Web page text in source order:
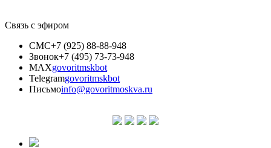
Связь с эфиром
СМС+7 (925) 88-88-948
Звонок+7 (495) 73-73-948
MAXgovoritmskbot
Telegramgovoritmskbot
Письмоinfo@govoritmoskva.ru